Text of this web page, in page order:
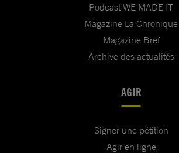
Podcast WE MADE IT
Magazine La Chronique
Magazine Bref
Archive des actualités
AGIR
Signer une pétition
Agir en ligne